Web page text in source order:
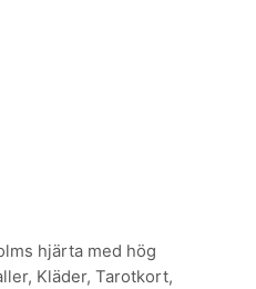
hjärta med hög
Kläder, Tarotkort,